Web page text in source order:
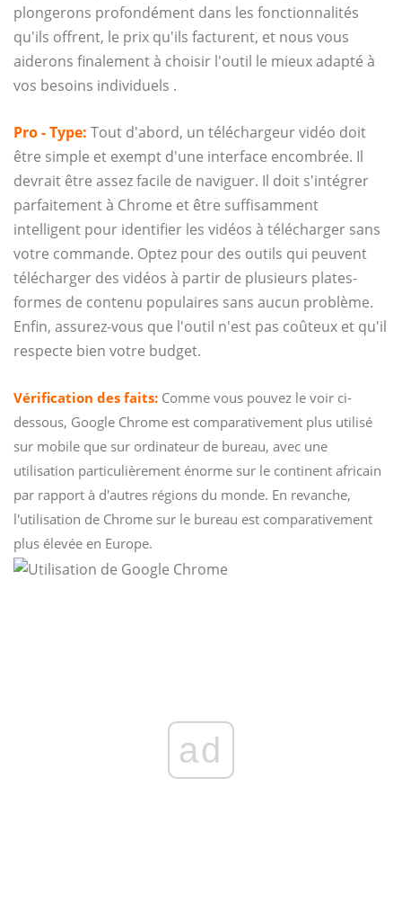
plongerons profondément dans les fonctionnalités
qu'ils offrent, le prix qu'ils facturent, et nous vous
aiderons finalement à choisir l'outil le mieux adapté à
vos besoins individuels .
Pro - Type: Tout d'abord, un téléchargeur vidéo doit
être simple et exempt d'une interface encombrée. Il
devrait être assez facile de naviguer. Il doit s'intégrer
parfaitement à Chrome et être suffisamment
intelligent pour identifier les vidéos à télécharger sans
votre commande. Optez pour des outils qui peuvent
télécharger des vidéos à partir de plusieurs plates-
formes de contenu populaires sans aucun problème.
Enfin, assurez-vous que l'outil n'est pas coûteux et qu'il
respecte bien votre budget.
Vérification des faits: Comme vous pouvez le voir ci-
dessous, Google Chrome est comparativement plus utilisé
sur mobile que sur ordinateur de bureau, avec une
utilisation particulièrement énorme sur le continent africain
par rapport à d'autres régions du monde. En revanche,
l'utilisation de Chrome sur le bureau est comparativement
plus élevée en Europe.
ad